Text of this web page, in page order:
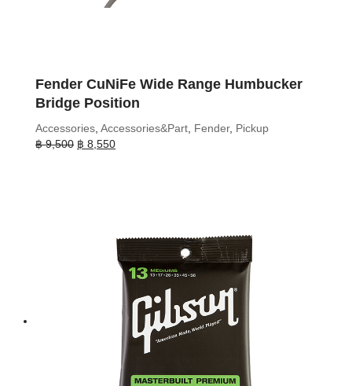
Fender CuNiFe Wide Range Humbucker
Bridge Position
Accessories Accessories&Part Fender, Pickup
฿9,500 Original
฿ 8,550Current